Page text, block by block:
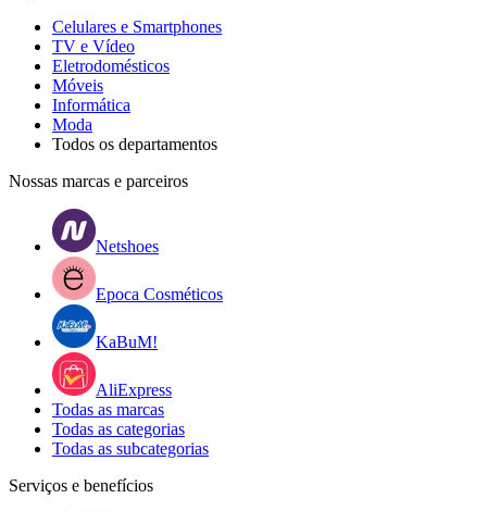
Celulares e Smartphones
TV e Vídeo
Eletrodomésticos
Móveis
Informática
Moda
Todos os departamentos
Nossas marcas e parceiros
Netshoes
Epoca Cosméticos
KaBuM!
AliExpress
Todas as marcas
Todas as categorias
Todas as subcategorias
Serviços e benefícios